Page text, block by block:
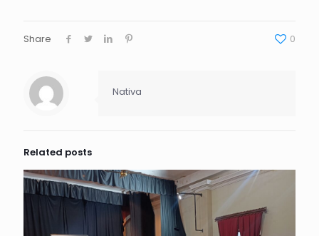
Share 0
Nativa
Related posts